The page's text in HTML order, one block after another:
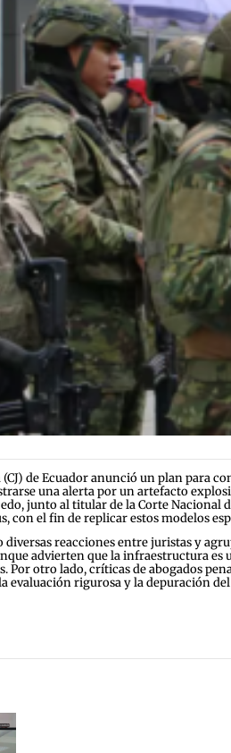
(CJ) de Ecuador anunció un plan para
una alerta por un artefacto
junto al titular de la Corte
con el fin de replicar estos modelos
reacciones entre juristas y
advierten que la infraestructura es
Por otro lado, críticas de abogados
evaluación rigurosa y la depuración